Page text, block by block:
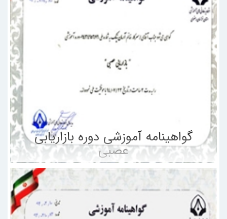
گواهینامه آموزشی دوره بازاریابی
عصبی